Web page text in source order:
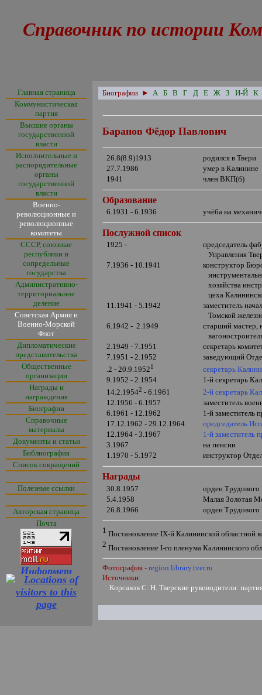
Справочник по истории
Главная страница
Коммунистическая
партия
Высшие органы
государственной
власти
Исполнительные и
распорядительные
органы
государственной
власти
Военно-
революционные и
революционные
комитеты
СССР, союзные
республики и
сопредельные
государства
Административно-
территориальное
деление
Советская Армия и
Военно-Морской
Флот
Дипломатические
представительства
Общественные
организации
Награды и
награждения
Биографии
Справочные
материалы
Документы и статьи
Библиография
Список сокращений
Полезные ссылки
Авторская страница
Почта
Биографии ► А Б В Г Д Е Ж З И-Й К
Баранов Фёдор Павлович
26.8(8.9)1913
родился в Твери
27.7.1986
умер в Калинине
1941
член ВКП(б)
Образование
6.1931 - 6.1936 учёба на
Послужной список
1925 -
председатель
Управления
7.1936 - 10.1941
конструктор
хозяйства
цеха
11.1941 - 5.1942
заместитель
Томской
6.1942 - 2.1949
старший мастер,
2.1949 - 7.1951
секретарь
7.1951 - 2.1952
заведующий
.2 - 20.9.19521
секретарь
9.1952 - 2.1954
1-й секретарь
14.2.19542 - 6.1961
2-й секретарь
12.1956 - 6.1957
заместитель
6.1961 - 12.1962
1-й заместитель
17.12.1962 - 29.12.1964
председатель
12.1964 - 3.1967
1-й заместитель
3.1967
на пенсии
1.1970 - 5.1972
инструктор
Награды
30.8.1957
орден
5.4.1958
Малая Золотая
26.8.1966
орден
1 ПостановлениеIX-й Калининской областной
2 ПостановлениеI-го пленума Калининского
Фотография - region.library.tver.ru
Источники:
Корсаков С. Н. Тверские руководители: